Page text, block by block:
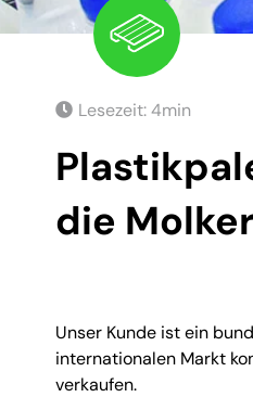
Lesezeit:4min
die
Unser Kunde ist ein
internationalen Markt
verkaufen.